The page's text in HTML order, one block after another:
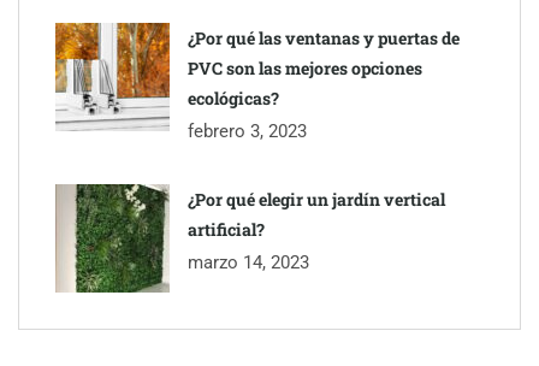
¿Por qué las ventanas y puertas de
PVC son las mejores opciones
ecológicas?
febrero 3, 2023
¿Por qué elegir un jardín vertical
artificial?
marzo 14, 2023